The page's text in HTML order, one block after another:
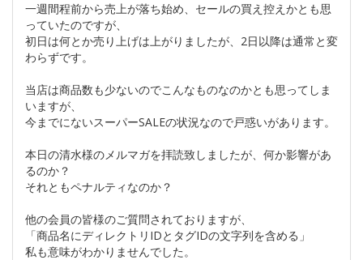
一週間程前から売上が落ち始め、セールの買え控えかとも思
っていたのですが、
初日は何とか売り上げは上がりましたが、2日以降は通常と変
わらずです。
当店は商品数も少ないのでこんなものなのかとも思ってしま
いますが、
今までにないスーパーSALEの状況なので戸惑いがあります。
本日の清水様のメルマガを拝読致しましたが、何か影響があ
るのか？
それともペナルティなのか？
他の会員の皆様のご質問されておりますが、
「商品名にディレクトリIDとタグIDの文字列を含める」
私も意味がわかりませんでした。